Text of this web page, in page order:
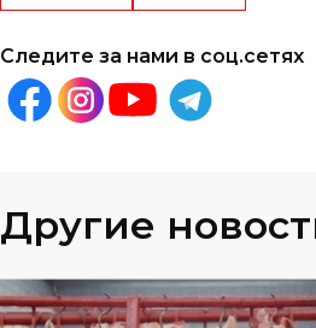
Следите за нами в соц.сетях
Другие